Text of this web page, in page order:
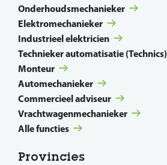
Onderhoudsmechanieker
Elektromechanieker
Industrieel elektricien
Technieker automatisatie (Technics)
Monteur
Automechanieker
Commercieel adviseur
Vrachtwagenmechanieker
Alle functies
Provincies